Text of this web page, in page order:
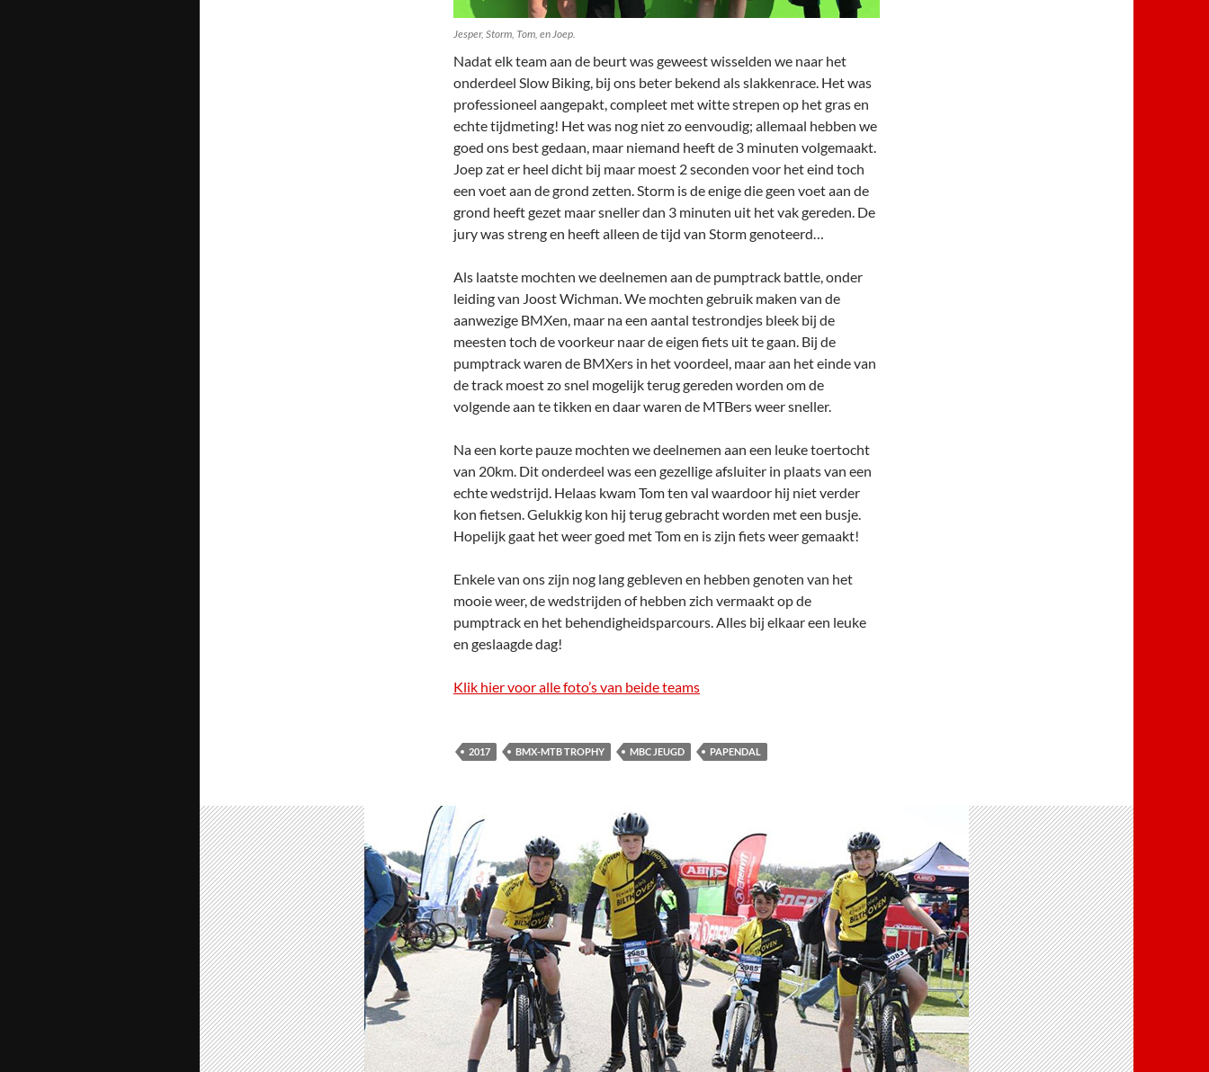
Jesper, Storm, Tom, en Joep.
Nadat elk team aan de beurt was geweest wisselden we naar het
onderdeel Slow Biking, bij ons beter bekend als slakkenrace. Het was
professioneel aangepakt, compleet met witte strepen op het gras en
echte tijdmeting! Het was nog niet zo eenvoudig; allemaal hebben we
goed ons best gedaan, maar niemand heeft de 3 minuten volgemaakt.
Joep zat er heel dicht bij maar moest 2 seconden voor het eind toch
een voet aan de grond zetten. Storm is de enige die geen voet aan de
grond heeft gezet maar sneller dan 3 minuten uit het vak gereden. De
jury was streng en heeft alleen de tijd van Storm genoteerd…
Als laatste mochten we deelnemen aan de pumptrack battle, onder
leiding van Joost Wichman. We mochten gebruik maken van de
aanwezige BMXen, maar na een aantal testrondjes bleek bij de
meesten toch de voorkeur naar de eigen fiets uit te gaan. Bij de
pumptrack waren de BMXers in het voordeel, maar aan het einde van
de track moest zo snel mogelijk terug gereden worden om de
volgende aan te tikken en daar waren de MTBers weer sneller.
Na een korte pauze mochten we deelnemen aan een leuke toertocht
van 20km. Dit onderdeel was een gezellige afsluiter in plaats van een
echte wedstrijd. Helaas kwam Tom ten val waardoor hij niet verder
kon fietsen. Gelukkig kon hij terug gebracht worden met een busje.
Hopelijk gaat het weer goed met Tom en is zijn fiets weer gemaakt!
Enkele van ons zijn nog lang gebleven en hebben genoten van het
mooie weer, de wedstrijden of hebben zich vermaakt op de
pumptrack en het behendigheidsparcours. Alles bij elkaar een leuke
en geslaagde dag!
Klik hier voor alle foto’s van beide teams
2017 BMX-MTB TROPHY MBC JEUGD PAPENDAL